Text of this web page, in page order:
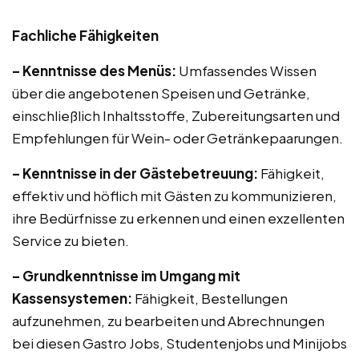
Fachliche Fähigkeiten
– Kenntnisse des Menüs: Umfassendes Wissen
über die angebotenen Speisen und Getränke,
einschließlich Inhaltsstoffe, Zubereitungsarten und
Empfehlungen für Wein- oder Getränkepaarungen.
– Kenntnisse in der Gästebetreuung: Fähigkeit,
effektiv und höflich mit Gästen zu kommunizieren,
ihre Bedürfnisse zu erkennen und einen exzellenten
Service zu bieten.
– Grundkenntnisse im Umgang mit
Kassensystemen: Fähigkeit, Bestellungen
aufzunehmen, zu bearbeiten und Abrechnungen
bei diesen Gastro Jobs, Studentenjobs und Minijobs